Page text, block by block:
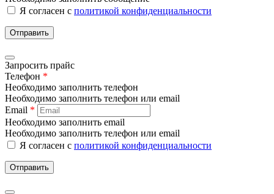
Я согласен с политикой конфиденциальности
Отправить
Запросить прайс
Телефон *
Необходимо заполнить телефон
Необходимо заполнить телефон или email
Email *
Необходимо заполнить email
Необходимо заполнить телефон или email
Я согласен с политикой конфиденциальности
Отправить